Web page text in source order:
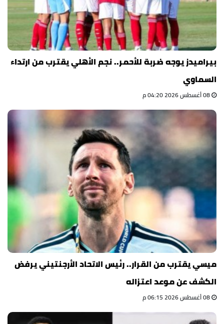
بيراميدز يوجه ضربة للأحمر.. نجم الأهلي يقترب من ارتداء
السماوي
ميسي يقترب من القرار.. رئيس الاتحاد الأرجنتيني يرفض
الكشف عن موعد اعتزاله